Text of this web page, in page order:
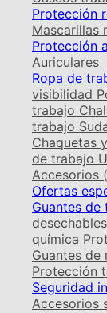
Protección
Mascarillas
Protección
Auriculares
Ropa de
visibilidad
trabajo
trabajo
Chaquetas
de trabajo
Accesorios
Ofertas
Guantes de
desechables
química
Guantes de
Protección
Seguridad
Accesorios